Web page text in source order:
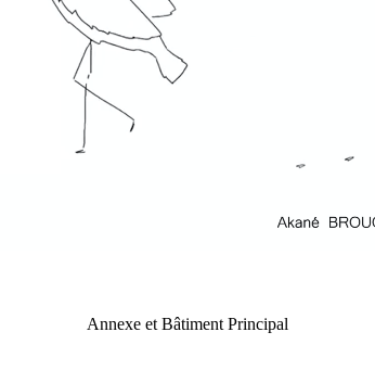
Annexe et Bâtiment Principal